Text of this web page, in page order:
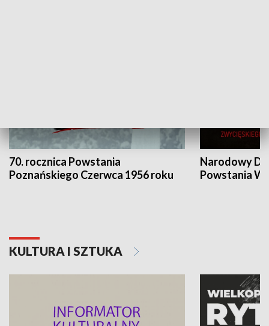
70. rocznica Powstania
Poznańskiego Czerwca 1956 roku
Narodowy
Powstania
KULTURA I SZTUKA